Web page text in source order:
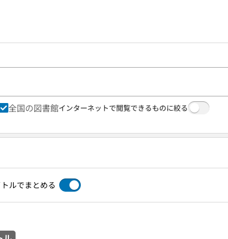
全国の図書館インターネットで閲覧できるものに絞る
ルでまとめる